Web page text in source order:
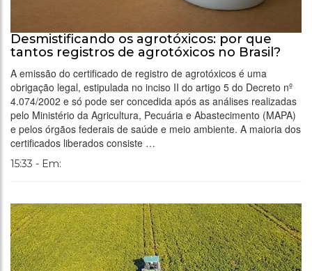
Desmistificando os agrotóxicos: por que
tantos registros de agrotóxicos no Brasil?
A emissão do certificado de registro de agrotóxicos é uma
obrigação legal, estipulada no inciso II do artigo 5 do Decreto nº
4.074/2002 e só pode ser concedida após as análises realizadas
pelo Ministério da Agricultura, Pecuária e Abastecimento (MAPA)
e pelos órgãos federais de saúde e meio ambiente. A maioria dos
certificados liberados consiste …
15:33 - Em: